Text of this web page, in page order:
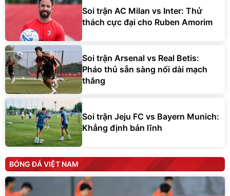
Soi trận AC Milan vs Inter: Thử
thách cực đại cho Ruben Amorim
Soi trận Arsenal vs Real Betis:
Pháo thủ sẵn sàng nối dài mạch
thắng
Soi trận Jeju FC vs Bayern Munich:
Khẳng định bản lĩnh
BÓNG ĐÁ VIỆT NAM